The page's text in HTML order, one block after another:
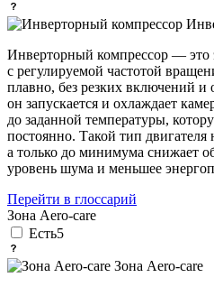
Инверторный компрессор — это
с регулируемой частотой
плавно, без резких включений
он запускается и охлаждает
до заданной температуры,
постоянно. Такой тип двигателя
а только до минимума снижает
уровень шума и меньшее
Перейти в глоссарий
Зона Aero-care
Есть5
Зона Aero-care